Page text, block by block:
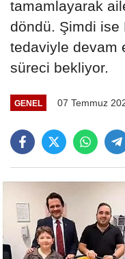
tamamlayarak
döndü. Şimdi ise
tedaviyle devam
süreci bekliyor.
GENEL 07 Temmuz